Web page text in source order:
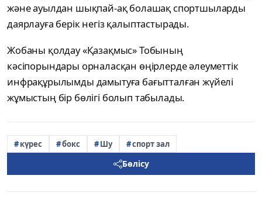
және ауылдан шықпай-ақ болашақ спортшыларды
даярлауға берік негіз қалыптастырады.
Жобаны қолдау «Қазақмыс» Тобының
кәсіпорындары орналасқан өңірлерде әлеуметтік
инфрақұрылымды дамытуға бағытталған жүйелі
жұмыстың бір бөлігі болып табылады.
күрес бокс Шу спорт зал
Бөлісу